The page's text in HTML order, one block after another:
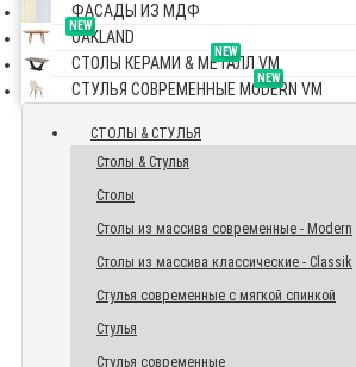
ФАСАДЫ ИЗ МДФ
NEW
OAKLAND
NEW
СТОЛЫ КЕРАМИ & МЕТАЛЛ VM
NEW
СТУЛЬЯ СОВРЕМЕННЫЕ MODERN VM
СТОЛЫ & СТУЛЬЯ
Столы & Стулья
Столы
Столы из массива современные - Modern
Столы из массива классические - Classik
Стулья современные с мягкой спинкой
Стулья
Стулья современные